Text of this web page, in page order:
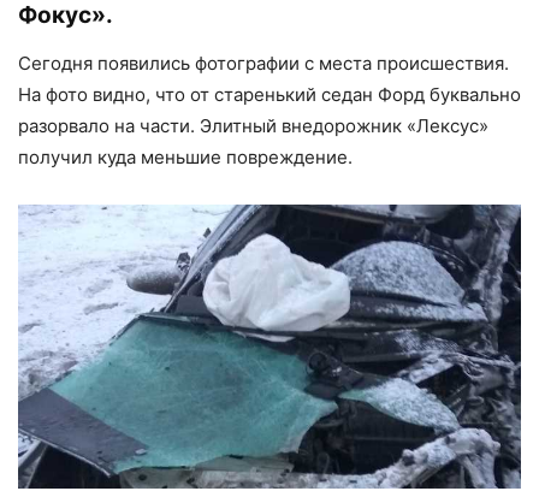
Фокус».
Сегодня появились фотографии с места происшествия.
На фото видно, что от старенький седан Форд буквально
разорвало на части. Элитный внедорожник «Лексус»
получил куда меньшие повреждение.